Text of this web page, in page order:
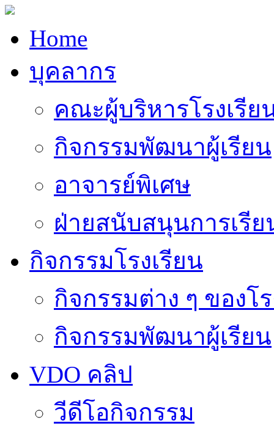
Home
บุคลากร
คณะผู้บริหารโรงเรีย
กิจกรรมพัฒนาผู้เรียน
อาจารย์พิเศษ
ฝ่ายสนับสนุนการเรี
กิจกรรมโรงเรียน
กิจกรรมต่าง ๆ ของโ
กิจกรรมพัฒนาผู้เรียน
VDO คลิป
วีดีโอกิจกรรม